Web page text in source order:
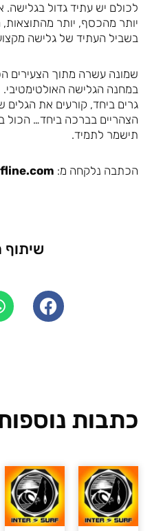
לכולם יש עתיד גדול
יותר מהכסף, יותר
בשביל העתיד של גלישה
שמונה עשרה מתוך הצעירים
במחנה הגלישה האולטימטיבי.
גרים ביחד, קורעים את הגלים
הצהריים בברכה ביחד… הכול
תישמר לתמיד.
הכתבה נלקחה מ:
כתבות